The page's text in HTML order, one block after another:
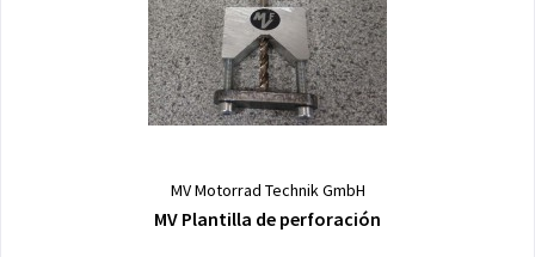
MV Motorrad Technik GmbH
MV Plantilla de perforación